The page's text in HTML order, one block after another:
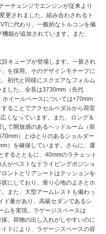
ーチェンジでエンジンが従来より
更されました。組み合わされるト
に代わり、一般的なトルコンを備
能が追加されています。また、
キューブが登場します。一新され
を採用。そのデザインモチーフに
初代と同様にスクエアなフォルム
した。全長は3730mm（先代
イールベースについては+70mm
ることでアクセルペダルから荷室
くなっています。また、ロング＆
て開放感のあるヘッドルーム（前
）とゆとりのあるショルダー
）を確保しています。さらに、運
るとともに、40mmのラチェット
がベストなドライビングポジショ
ントとリアシートはクッションを
にしており、座り心地のよさとホ
また、大型アームレストも備わっ
ド量があり、高級セダンであるシ
ムを実現。ラゲージスペースは
。荷物の出し入れがしやすいのに
ドにより、ラゲージスペースの容